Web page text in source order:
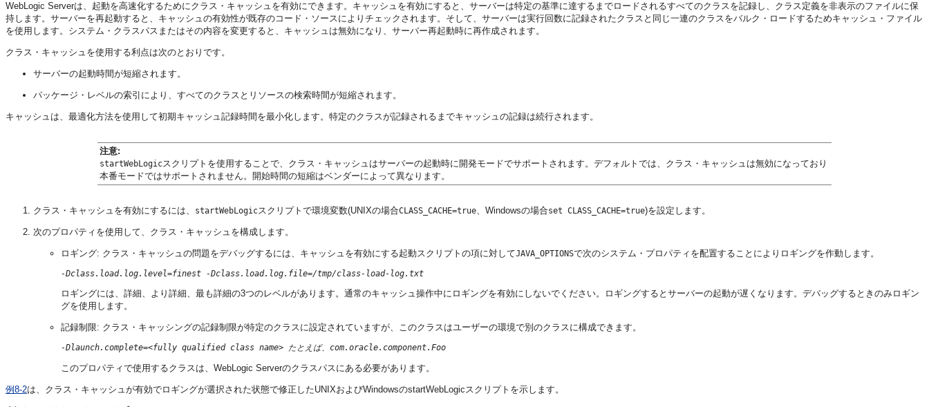
WebLogic Serverは、起動を高速化するためにクラス・キャッシュを有効にできます。キャッシュを有効にすると、サーバーは特定の基準に達するまでロードされるすべてのクラスを記録し、クラス定義を非表示のファイルに保
持します。サーバーを再起動すると、キャッシュの有効性が既存のコード・ソースによりチェックされます。そして、サーバーは実行回数に記録されたクラスと同じ一連のクラスをバルク・ロードするためキャッシュ・ファイル
を使用します。システム・クラスパスまたはその内容を変更すると、キャッシュは無効になり、サーバー再起動時に再作成されます。
クラス・キャッシュを使用する利点は次のとおりです。
サーバーの起動時間が短縮されます。
パッケージ・レベルの索引により、すべてのクラスとリソースの検索時間が短縮されます。
キャッシュは、最適化方法を使用して初期キャッシュ記録時間を最小化します。特定のクラスが記録されるまでキャッシュの記録は続行されます。
注意:
startWebLogicスクリプトを使用することで、クラス・キャッシュはサーバーの起動時に開発モードでサポートされます。デフォルトでは、クラス・キャッシュは無効になっており
本番モードではサポートされません。開始時間の短縮はベンダーによって異なります。
クラス・キャッシュを有効にするには、 startWebLogicスクリプトで環境変数(UNIXの場合CLASS_CACHE=true、Windowsの場合set CLASS_CACHE=true)を設定します。
次のプロパティを使用して、クラス・キャッシュを構成します。
ロギング: クラス・キャッシュの問題をデバッグするには、キャッシュを有効にする起動スクリプトの項に対してJAVA_OPTIONSで次のシステム・プロパティを配置することによりロギングを作動します。
-Dclass.load.log.level=finest -Dclass.load.log.file=/tmp/class-load-log.txt
ロギングには、詳細、より詳細、最も詳細の3つのレベルがあります。通常のキャッシュ操作中にロギングを有効にしないでください。ロギングするとサーバーの起動が遅くなります。デバッグするときのみロギン
グを使用します。
記録制限: クラス・キャッシングの記録制限が特定のクラスに設定されていますが、このクラスはユーザーの環境で別のクラスに構成できます。
-Dlaunch.complete=<fully qualified class name> たとえば、com.oracle.component.Foo
このプロパティで使用するクラスは、WebLogic Serverのクラスパスにある必要があります。
例8-2は、クラス・キャッシュが有効でロギングが選択された状態で修正したUNIXおよびWindowsのstartWebLogicスクリプトを示します。